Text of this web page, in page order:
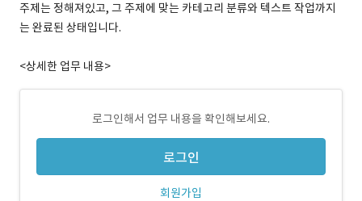
주제는 정해져있고, 그 주제에 맞는 카테고리 분류와 텍스트 작업까지
는 완료된 상태입니다.
<상세한 업무 내용>
로그인해서 업무 내용을 확인해보세요.
로그인
회원가입